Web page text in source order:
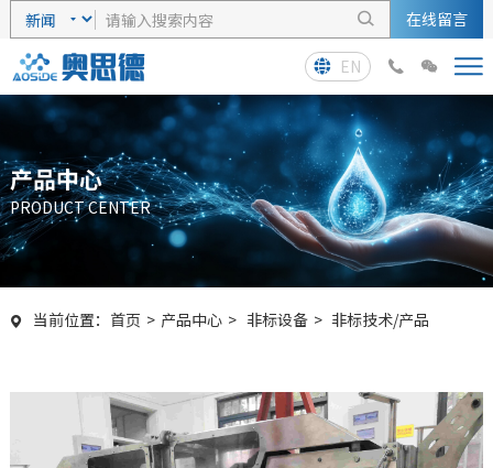
 在线留言
 EN  
产品中心
PRODUCT CENTER
 当前位置： 首页 > 产品中心 > 非标设备 > 非标技术/产品